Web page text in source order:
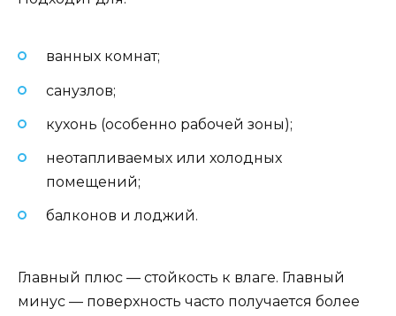
ванных комнат;
санузлов;
кухонь (особенно рабочей зоны);
неотапливаемых или холодных
помещений;
балконов и лоджий.
Главный плюс — стойкость к влаге. Главный
минус — поверхность часто получается более